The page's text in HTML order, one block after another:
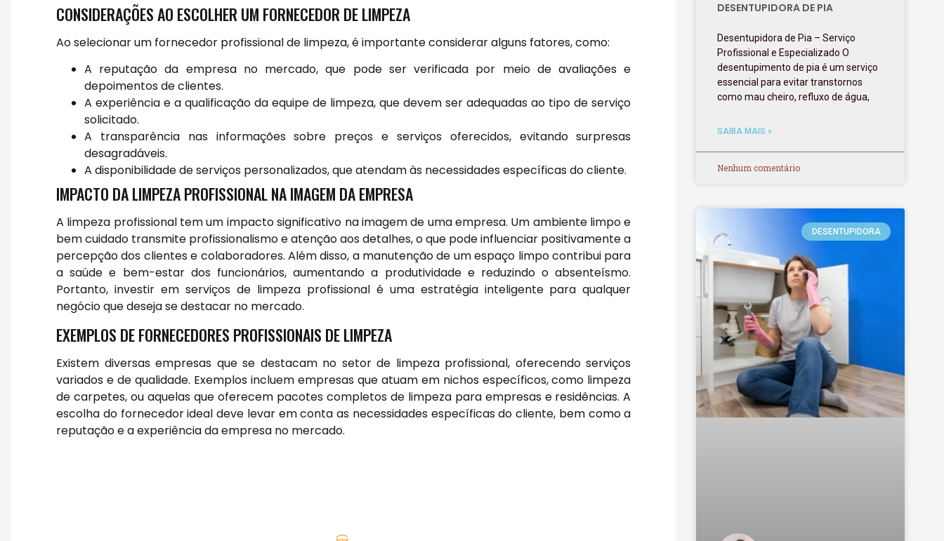
CONSIDERAÇÕES AO ESCOLHER UM FORNECEDOR DE LIMPEZA
Ao selecionar um fornecedor profissional de limpeza, é importante considerar alguns fatores, como:
A reputação da empresa no mercado, que pode ser verificada por meio de avaliações e
depoimentos de clientes.
A experiência e a qualificação da equipe de limpeza, que devem ser adequadas ao tipo de serviço
solicitado.
A transparência nas informações sobre preços e serviços oferecidos, evitando surpresas
desagradáveis.
A disponibilidade de serviços personalizados, que atendam às necessidades específicas do cliente.
IMPACTO DA LIMPEZA PROFISSIONAL NA IMAGEM DA EMPRESA
A limpeza profissional tem um impacto significativo na imagem de uma empresa. Um ambiente limpo e
bem cuidado transmite profissionalismo e atenção aos detalhes, o que pode influenciar positivamente a
percepção dos clientes e colaboradores. Além disso, a manutenção de um espaço limpo contribui para
a saúde e bem-estar dos funcionários, aumentando a produtividade e reduzindo o absenteísmo.
Portanto, investir em serviços de limpeza profissional é uma estratégia inteligente para qualquer
negócio que deseja se destacar no mercado.
EXEMPLOS DE FORNECEDORES PROFISSIONAIS DE LIMPEZA
Existem diversas empresas que se destacam no setor de limpeza profissional, oferecendo serviços
variados e de qualidade. Exemplos incluem empresas que atuam em nichos específicos, como limpeza
de carpetes, ou aquelas que oferecem pacotes completos de limpeza para empresas e residências. A
escolha do fornecedor ideal deve levar em conta as necessidades específicas do cliente, bem como a
reputação e a experiência da empresa no mercado.
DESENTUPIDORA DE PIA
Desentupidora de Pia – Serviço
Profissional e Especializado O
desentupimento de pia é um serviço
essencial para evitar transtornos
como mau cheiro, refluxo de água,
SAIBA MAIS »
Nenhum comentário
DESENTUPIDORA